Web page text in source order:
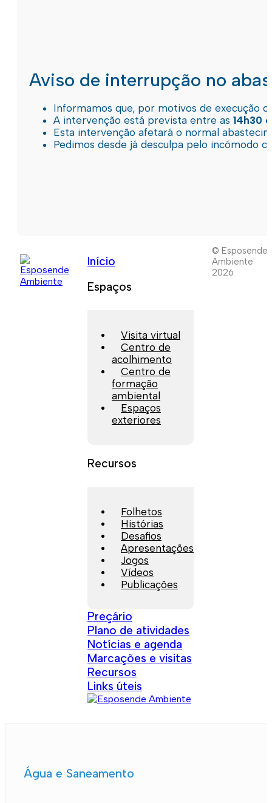
Aviso de interrupção no
Informamos que, por motivos de execução
A intervenção está prevista entre as 14h30
Esta intervenção afetará o normal
Pedimos desde já desculpa pelo incómodo
Início
Espaços
Visita virtual
Centro de
acolhimento
Centro de
formação
ambiental
Espaços
exteriores
Recursos
Folhetos
Histórias
Desafios
Apresentações
Jogos
Vídeos
Publicações
Preçário
Plano de atividades
Notícias e agenda
Marcações e visitas
Recursos
Links úteis
© Esposende
Ambiente
2026
Água e Saneamento